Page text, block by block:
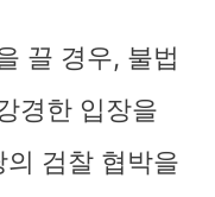
끌 경우, 불법
경한 입장을
검찰 협박을